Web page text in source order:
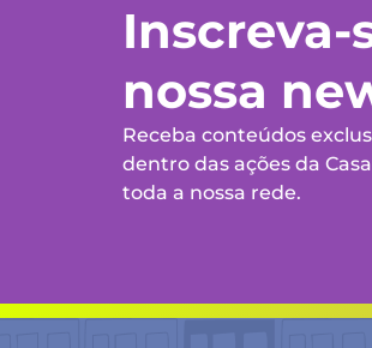
Inscreva-
nossa
Receba conteúdos
dentro das ações da
toda a nossa rede.